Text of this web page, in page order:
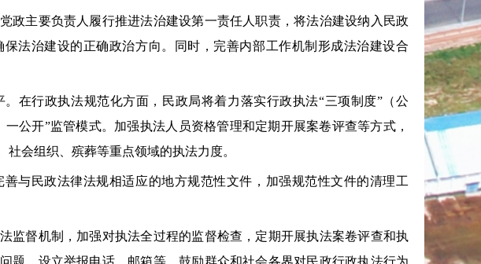
主要负责人履行推进法治建设第一责任人职责，将法治建设纳入民政
法治建设的正确政治方向。同时，完善内部工作机制形成法治建设合
行政执法规范化方面，民政局将着力落实行政执法“三项制度”（公
公开”监管模式。加强执法人员资格管理和定期开展案卷评查等方式，
会组织、殡葬等重点领域的执法力度。
民政法律法规相适应的地方规范性文件，加强规范性文件的清理工
督机制，加强对执法全过程的监督检查，定期开展执法案卷评查和执